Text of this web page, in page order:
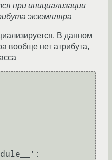
при инициализации
экземпляра
В данном
вообще нет атрибута,